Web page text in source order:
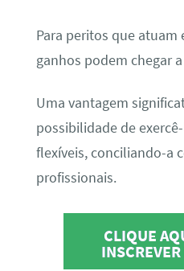
Para peritos que atuam
ganhos podem chegar
Uma vantagem
possibilidade de
flexíveis, conciliando-a
profissionais.
CLIQUE